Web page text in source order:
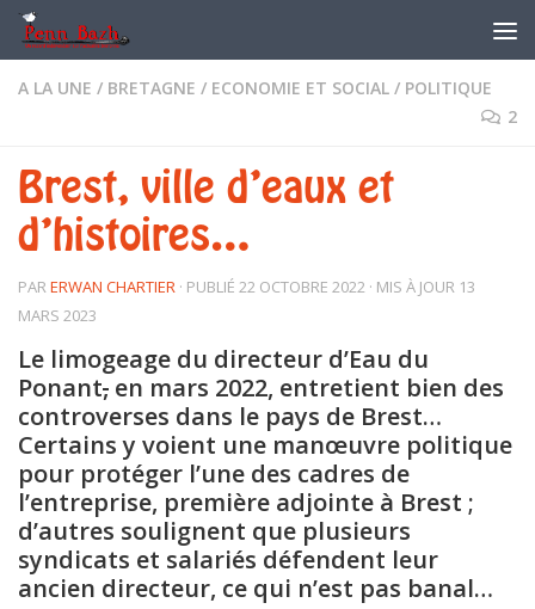
Skip to content
A LA UNE / BRETAGNE / ECONOMIE ET SOCIAL / POLITIQUE
2
Brest, ville d’eaux et
d’histoires…
PARERWAN CHARTIER · PUBLIÉ 22 OCTOBRE 2022 · MIS À JOUR 13
MARS 2023
Le limogeage du directeur d’Eau du
Ponant, en mars 2022, entretient bien des
controverses dans le pays de Brest…
Certains y voient une manœuvre politique
pour protéger l’une des cadres de
l’entreprise, première adjointe à Brest ;
d’autres soulignent que plusieurs
syndicats et salariés défendent leur
ancien directeur, ce qui n’est pas banal…